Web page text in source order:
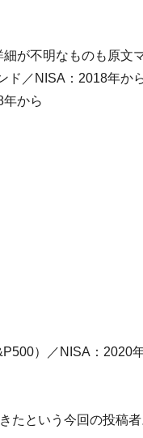
が不明なものも原文
ド／NISA：2018年か
年から
）／NISA：2020
たという今回の投稿者